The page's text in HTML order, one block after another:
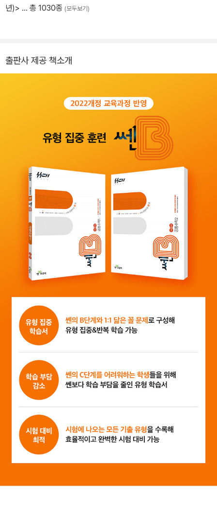
년)> … 총 1030종 (모두보기)
출판사 제공 책소개